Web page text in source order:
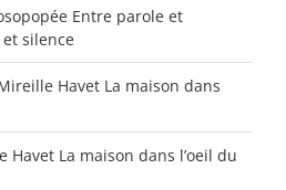
Entre parole et
silence
Havet La maison dans
Havet La maison dans l’oeil du